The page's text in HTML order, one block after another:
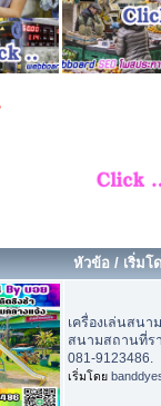
หัวข้อ / เริ่มโ
เครื่องเล่นสนา
สนามสถานที่ร
081-9123486.
เริ่มโดย